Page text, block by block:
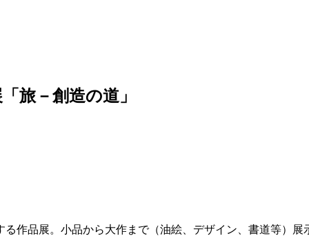
旅－創造の道」
作品展。小品から大作まで（油絵、デザイン、書道等）展